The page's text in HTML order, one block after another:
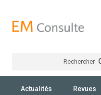
Rechercher
Actualités Revues